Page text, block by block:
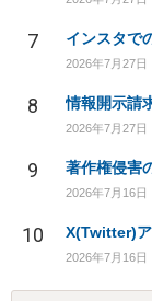
7 インスタで
2026年7月27日
8 情報開示請
2026年7月27日
9 著作権侵害
2026年7月16日
10
2026年7月16日